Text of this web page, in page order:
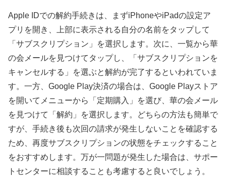
Apple IDでの解約手続きは、まずiPhoneやiPadの設定ア
プリを開き、上部に表示される自分の名前をタップして
「サブスクリプション」を選択します。次に、一覧から華
の会メールを見つけてタップし、「サブスクリプションを
キャンセルする」を選ぶと解約が完了するといわれていま
す。一方、Google Play決済の場合は、Google Playストア
を開いてメニューから「定期購入」を選び、華の会メール
を見つけて「解約」を選択します。どちらの方法も簡単で
すが、手続き後も次回の請求が発生しないことを確認する
ため、再度サブスクリプションの状態をチェックすること
をおすすめします。万が一問題が発生した場合は、サポー
トセンターに相談することも考慮すると良いでしょう。